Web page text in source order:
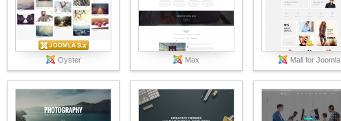
Oyster Max Mall for Joomla